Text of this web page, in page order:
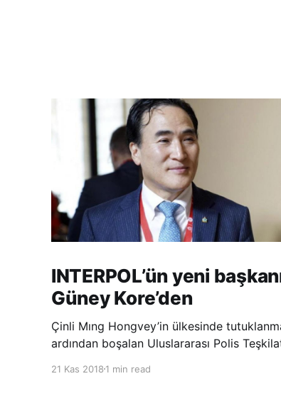
INTERPOL’ün yeni
Güney Kore’den
Çinli Mıng Hongvey’in ülkesinde
ardından boşalan Uluslararası Polis
Jong Yang seçildi. INTERPOL Genel
21 Kas 2018 1 min read